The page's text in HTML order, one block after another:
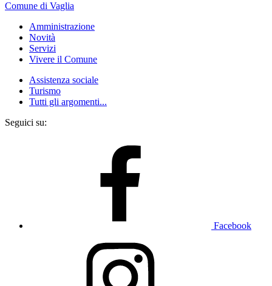
Comune di Vaglia
Amministrazione
Novità
Servizi
Vivere il Comune
Assistenza sociale
Turismo
Tutti gli argomenti...
Seguici su:
Facebook